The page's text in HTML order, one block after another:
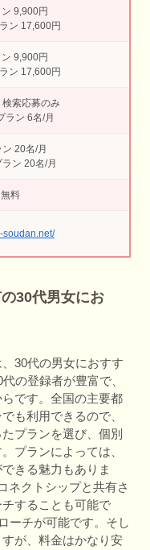
9,900円
ン 17,600円
9,900円
ン 17,600円
索応募のみ
ラン 6名/月
20名/月
ン 20名/月
料
soudan.net/
30代男女にお
30代の男女におすす
の登録者が豊富で、
です。全国の主要都
も利用できるので、
プランを選び、個別
プランによっては、
きる魅力もありま
ネクトシップと共有さ
することも可能で
ーチが可能です。そし
が、料金はかなり安